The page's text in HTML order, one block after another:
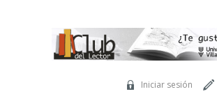
Iniciar sesión